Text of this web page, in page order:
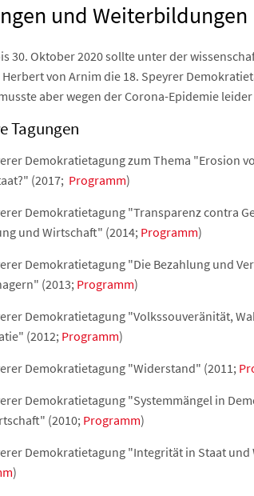
und Weiterbildungen
30. Oktober 2020 sollte unter der
Herbert von Arnim die 18. Speyrer
aber wegen der Corona-Epidemie
Tagungen
Demokratietagung zum Thema "Erosion
(2017; Programm)
Demokratietagung "Transparenz contra
und Wirtschaft" (2014; Programm)
Demokratietagung "Die Bezahlung und
(2013;Programm)
Demokratietagung "Volkssouveränität,
(2012; Programm)
Demokratietagung "Widerstand" (2011;
Demokratietagung "Systemmängel in
(2010;Programm)
Demokratietagung "Integrität in Staat und
)